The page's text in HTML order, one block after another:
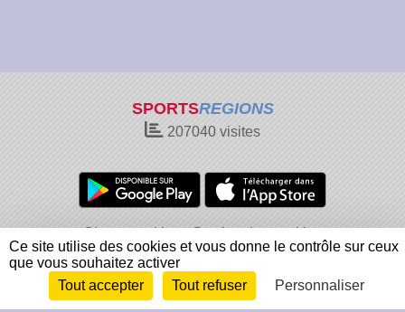
SPORTSREGIONS
207040 visites
Charte cookies
Gestion des cookies
Informations légales
Signaler un contenu inapproprié
Envie de participer ? Connexion
Ce site utilise des cookies et vous donne le contrôle sur ceux
que vous souhaitez activer
Tout accepter
Tout refuser Personnaliser